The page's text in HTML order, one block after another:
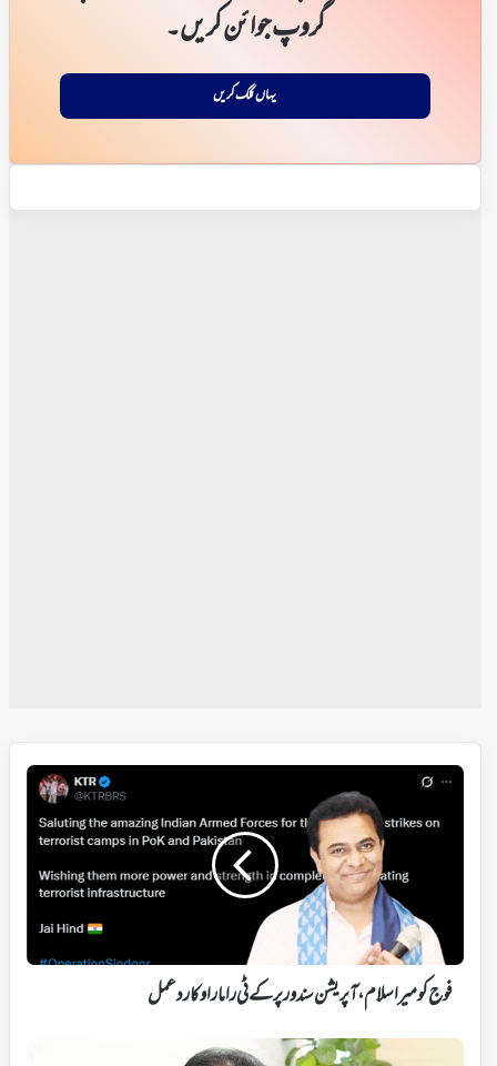
گروپ جوائن کریں۔
یہاں کلک کریں
فوج
میراسلام،
راو
ردعمل
فوج کو میراسلام، آپریشن سندورپر کے ٹی راما راو کا ردعمل
آپریشن